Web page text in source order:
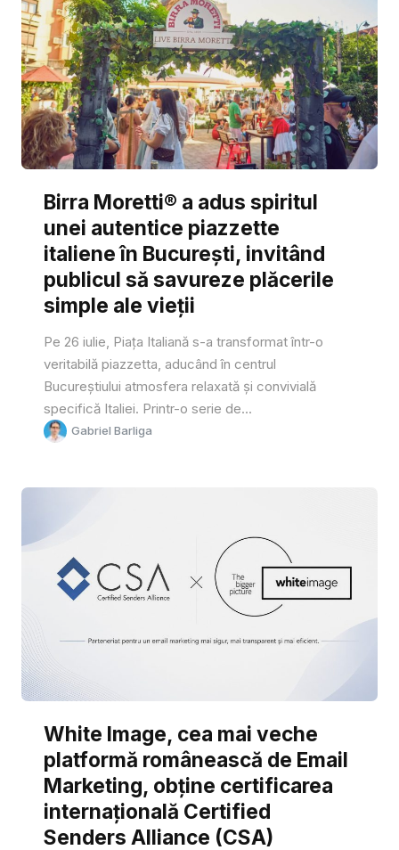
Birra Moretti® a adus spiritul
unei autentice piazzette
italiene în București, invitând
publicul să savureze plăcerile
simple ale vieții
Pe 26 iulie, Piața Italiană s-a transformat într-o
veritabilă piazzetta, aducând în centrul
Bucureștiului atmosfera relaxată și convivială
specifică Italiei. Printr-o serie de...
Gabriel Barliga
White Image, cea mai veche
platformă românească de Email
Marketing, obține certificarea
internațională Certified
Senders Alliance (CSA)